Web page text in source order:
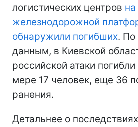
логистических центров на
железнодорожной
обнаружили погибших. По
данным, в Киевской
российской атаки
мере 17 человек, еще 36
ранения.
Детальнее о